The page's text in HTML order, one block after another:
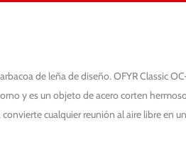
de leña de diseño. OFYR Classic
y es un objeto de acero corten
cualquier reunión al aire libre en